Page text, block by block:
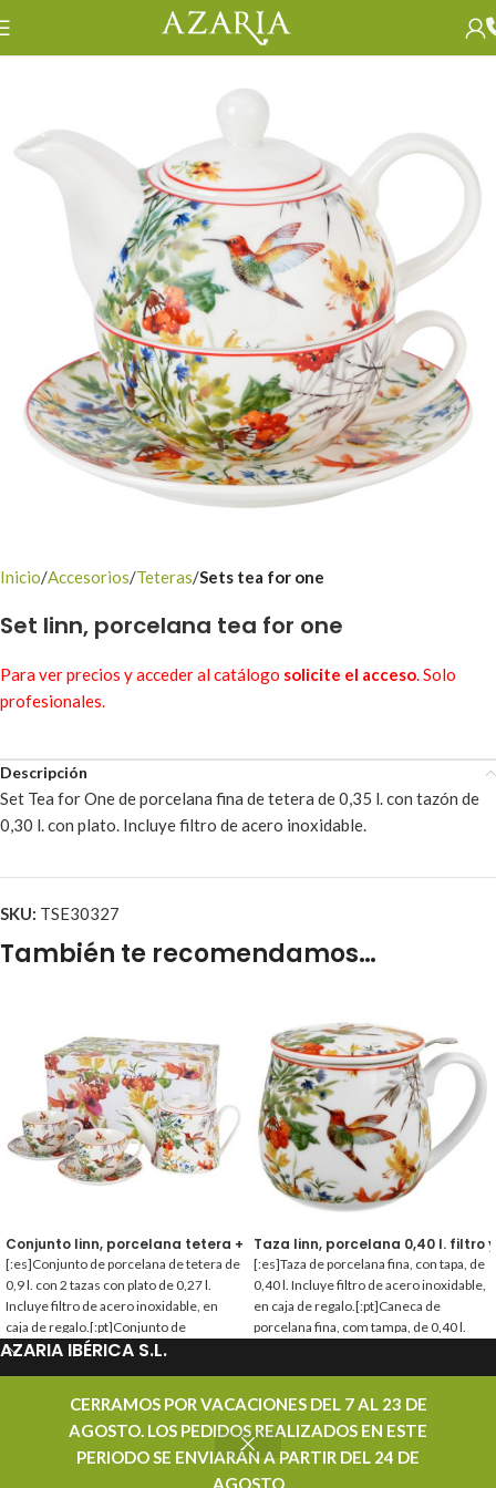
Inicio Accesorios Teteras Sets tea for one
Set linn, porcelana tea for one
Para ver precios y acceder al catálogo solicite el acceso. Solo
profesionales.
Descripción
Set Tea for One de porcelana fina de tetera de 0,35 l. con tazón de
0,30 l. con plato. Incluye filtro de acero inoxidable.
SKU: TSE30327
También te recomendamos…
Conjunto linn, porcelana tetera + 2 tazas
[:es]Conjunto de porcelana de tetera de
0,9 l. con 2 tazas con plato de 0,27 l.
Incluye filtro de acero inoxidable, en
caja de regalo.[:pt]Conjunto de
porcelana de bule de 0,9 l. com 2 tazas
Taza linn, porcelana 0,40 l. filtro
[:es]Taza de porcelana fina, con tapa, de
0,40 l. Incluye filtro de acero inoxidable,
en caja de regalo.[:pt]Caneca de
porcelana fina, com tampa, de 0,40 l.
AZARIA IBÉRICA S.L.
PROMOCIONES
CONTACTAR
CERRAMOS POR VACACIONES DEL 7 AL 23 DE
AGOSTO. LOS PEDIDOS REALIZADOS EN ESTE
PERIODO SE ENVIARÁN A PARTIR DEL 24 DE
AGOSTO